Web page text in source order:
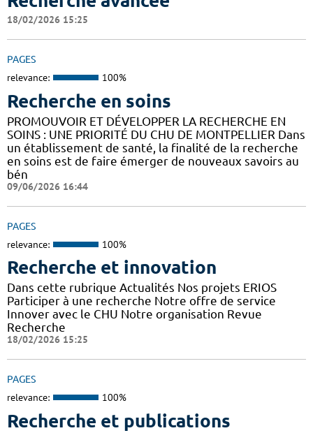
18/02/2026 15:25
PAGES
relevance: 100%
Recherche en soins
PROMOUVOIR ET DÉVELOPPER LA RECHERCHE EN
SOINS : UNE PRIORITÉ DU CHU DE MONTPELLIER Dans
un établissement de santé, la finalité de la recherche
en soins est de faire émerger de nouveaux savoirs au
bén
09/06/2026 16:44
PAGES
relevance: 100%
Recherche et innovation
Dans cette rubrique Actualités Nos projets ERIOS
Participer à une recherche Notre offre de service
Innover avec le CHU Notre organisation Revue
Recherche
18/02/2026 15:25
PAGES
relevance: 100%
Recherche et publications